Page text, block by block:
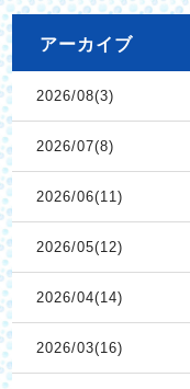
アーカイブ
2026/08(3)
2026/07(8)
2026/06(11)
2026/05(12)
2026/04(14)
2026/03(16)